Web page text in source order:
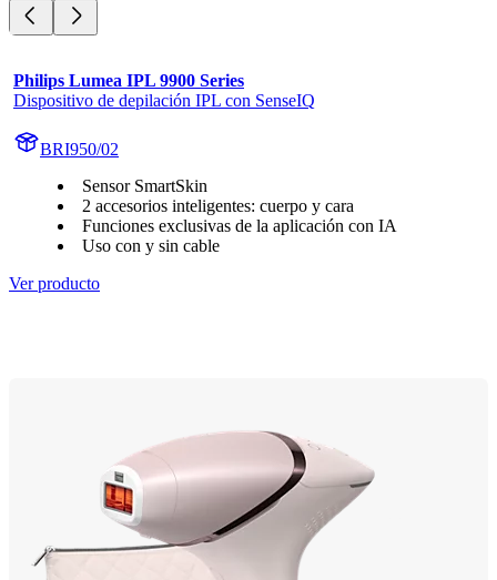
Philips Lumea IPL 9900 Series
Dispositivo de depilación IPL con SenseIQ
BRI950/02
Sensor SmartSkin
2 accesorios inteligentes: cuerpo y cara
Funciones exclusivas de la aplicación con IA
Uso con y sin cable
Ver producto